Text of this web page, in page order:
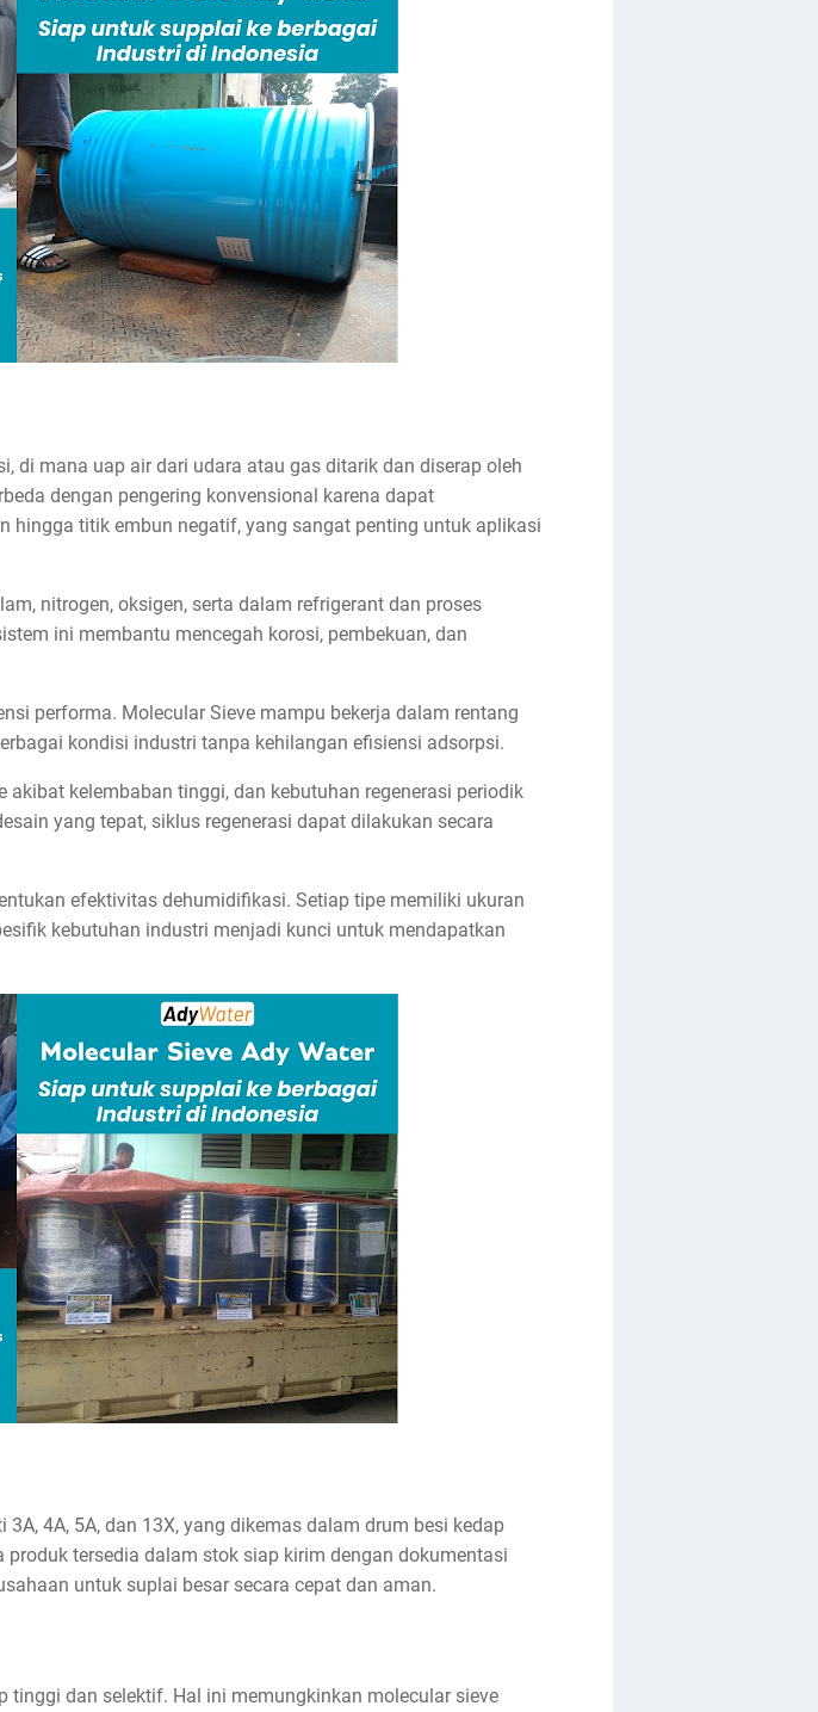
di mana uap air dari udara atau gas ditarik dan diserap oleh
dengan pengering konvensional karena dapat
hingga titik embun negatif, yang sangat penting untuk aplikasi
nitrogen, oksigen, serta dalam refrigerant dan proses
ini membantu mencegah korosi, pembekuan, dan
performa. Molecular Sieve mampu bekerja dalam rentang
kondisi industri tanpa kehilangan efisiensi adsorpsi.
kelembaban tinggi, dan kebutuhan regenerasi periodik
yang tepat, siklus regenerasi dapat dilakukan secara
efektivitas dehumidifikasi. Setiap tipe memiliki ukuran
kebutuhan industri menjadi kunci untuk mendapatkan
4A, 5A, dan 13X, yang dikemas dalam drum besi kedap
tersedia dalam stok siap kirim dengan dokumentasi
untuk suplai besar secara cepat dan aman.
tinggi dan selektif. Hal ini memungkinkan molecular sieve